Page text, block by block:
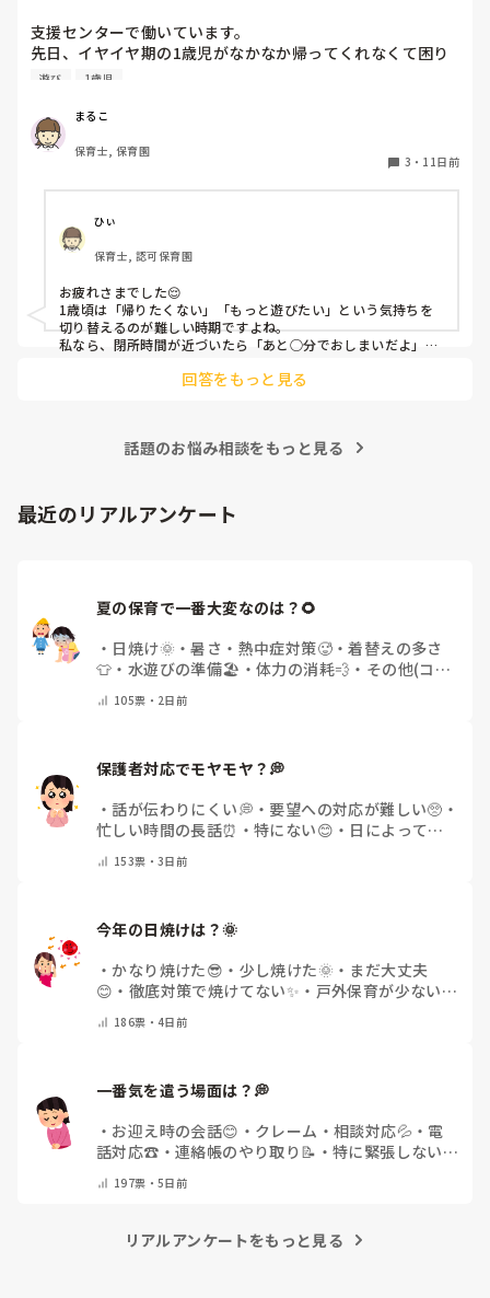
支援センターで働いています。
先日、イヤイヤ期の1歳児がなかなか帰ってくれなくて困り
ました。やりたかったことがあったみたいなのでそれをやっ
ヤイヤでギャーギャーで、流石に閉所時間15分も過ぎてるし
で、部屋から出てもギャーギャー止まらず、最後の最後でや
っとお母さんが抱っこして帰っていったのですが、どうすれ
か。教えて頂きたいです。
遊び 1歳児
まるこ
保育士, 保育園
3 ・ 11日前
ひぃ
保育士, 認可保育園
お疲れさまでした😌
1歳頃は「帰りたくない」「もっと遊びたい」という気持ちを
切り替えるのが難しい時期ですよね。
私なら、閉所時間が近づいたら「あと○分でおしまいだよ」
て心の準備ができるようにします。それでも難しい時は、「帰
その日は大変だったと思いますが、最後はお母さんが抱っこし
ますよ〜😊
回答をもっと見る
話題のお悩み相談をもっと見る
最近のリアルアンケート
夏の保育で一番大変なのは？🌻
・ 日焼け🌞 ・暑さ・熱中症対策🥵・着替えの多さ
👕 ・ 水遊びの準備🏖️ ・ 体力の消耗💨 ・ その他(コメ
105票・ 2日前
保護者対応でモヤモヤ？💭
・話が伝わりにくい💭 ・ 要望への対応が難しい🥺 ・
忙しい時間の長話⏰ ・ 特にない😊 ・ 日によって違
153票・3日前
今年の日焼けは？🌞
・ かなり焼けた😎 ・ 少し焼けた🌞 ・ まだ大丈夫
😊 ・ 徹底対策で焼けてない✨ ・ 戸外保育が少ない
186票・4日前
一番気を遣う場面は？💭
・ お迎え時の会話😊 ・ クレーム・相談対応💦 ・ 電
話対応☎️ ・ 連絡帳のやり取り📝 ・ 特に緊張しない
197票・5日前
リアルアンケートをもっと見る